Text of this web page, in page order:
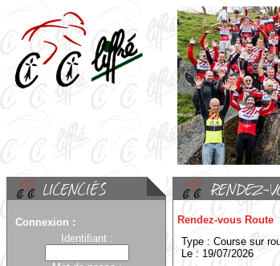
Connexion :
Identifiant :
Rendez-vous Route
Type : Course sur
Le : 19/07/2026